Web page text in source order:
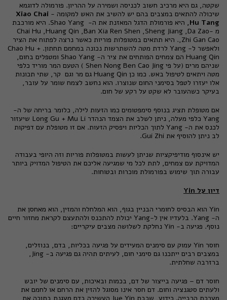
שקטה, גם היא מרכיב חשוב לכניסה ושמירה על ההריון. פורמולה לדוגמא
שיכולה להתאים במצבים בהם יש להשיב את האש למקומה - Xiao Chai
Hu Tang,
היא פורמולת הדגל המאזנת את ה- Shao Yang. היא מורכבת
מ -Chai Hu ,Huang Qin ,Ban Xia Ren Shen ,Sheng Jiang ,Da Zao
,Zhi Gan Cao. היא תתאים במטופלות פוריות כאשר נרצה לפתוח את הציר
ולאפשר ל- Yang לרדת מטה להשתרשות נכונה במחמם תחתון. Chao Hu +
Huang Qin הם צמחים הפותחים את ציר ה- Shao Yang ומטפלים בחום,
שניהם מרים (על פי Shen Nong Ben Cao Jing ) הטעם המר מוריד כלפי
מטה ויתאים לטיפול באש. כמו כן Huang Qin גם מר וגם קר, שתי תכונות
אלו יעזרו לטפל בסימני החום שנוצרו. הוא נחשב לצמח שומר על עובר,
בעיקר כשהעובר לא שקט על רקע של חום.
אם מטופלת תציג בנוסף סימפטומים כמו הזעות לילה, כלומר בריחה של ה-
Yang כלפי מעלה, ניתן לשלב את הצמד הנהדר Long Gu + Mu Li שיעזור
לכנס את ה- Yang לתוך הכליות ויפסיק הזעות. אם זו מטופלת עם דפיקות
לב ניתן להוסיף את Gui Zhi.
יש אינסוף מודיפיקציות שניתן לעשות במטופלות פוריות וזה היופי בעבודה
המדויקת עם צמחים, לתת לכל מי שמגיעה אליכם את הטיפול המדויק ביותר
עבורה תוך שימוש בפורמולת מוכרות ובטוחות.
דיון על Yin
Yin הוא הבסיס לחומרי הבניין בגוף, הוא המלחלח והמזין, הוא מאחסן את
ה- Yang. בלעדיו אין ל-Yang יכולת להתכנס ולהתעצם לקראת מחזור חיים
נוסף. פגיעה ב- Yin נחלקת לשלושה מצבים עיקריים:
חוסר Yin עמוק עם סימנים המעידים על פגיעה בכליות, בדם, בנוזלים,
במצבים רבים ייתכנו גם סימני חום, לעיתים תהיה גם פגיעה ב- Jing,
ברזרבה שחלתית.
חוסר דם – פגיעה בייצור של דם, בכמות ובאיכות, עם סימנים של יובש
ולעתים סטגנציה וחום. דם חסר אינו מסוגל להזין את הרחם או לחמם את